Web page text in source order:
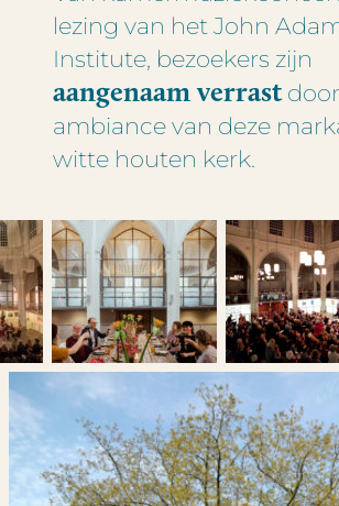
Meerdere data ook
Deze site wordt
is Google’sGoogle’s
servicevoorwaardenvan
lezing van het John
Institute, bezoekers zijn
aangenaam verrast
ambiance van deze
witte houten kerk.